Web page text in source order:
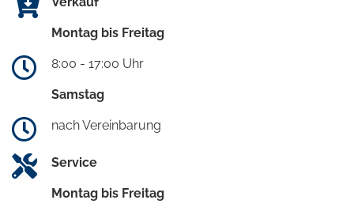
Montag bis Freitag
8:00 - 17:00 Uhr
Samstag
nach Vereinbarung
Service
Montag bis Freitag